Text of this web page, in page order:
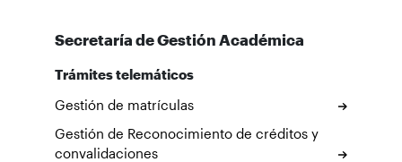
Secretaría de Gestión Académica
Trámites telemáticos
Gestión de matrículas
Gestión de Reconocimiento de créditos y
convalidaciones